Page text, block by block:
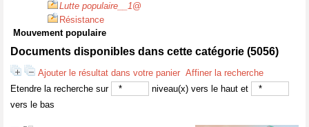
Lutte populaire__1@
Résistance
Mouvement populaire
Documents disponibles dans cette catégorie (5056)
Ajouter le résultat dans votre panier Affiner la recherche
Etendre la recherche sur
niveau(x) vers le haut et
vers le bas